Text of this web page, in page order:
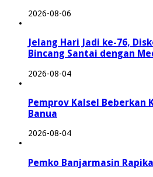
2026-08-06
Jelang Hari Jadi ke-76,
Bincang Santai dengan
2026-08-04
Pemprov Kalsel Beberkan
Banua
2026-08-04
Pemko Banjarmasin